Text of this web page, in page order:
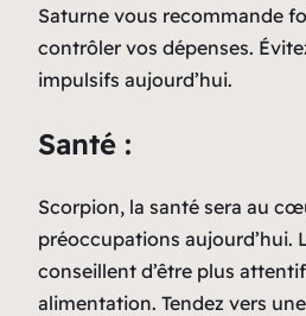
Saturne vous recommande
contrôler vos dépenses.
impulsifs aujourd’hui.
Santé :
Scorpion, la santé sera au
préoccupations aujourd’hui.
conseillent d’être plus
alimentation. Tendez vers